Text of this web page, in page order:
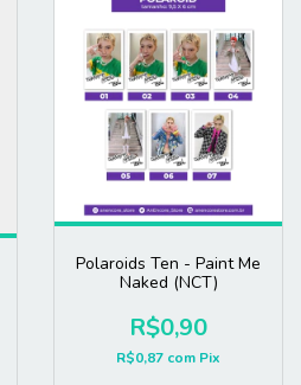
Polaroids Ten - Paint Me
Naked (NCT)
R$0,90
R$0,87 com Pix